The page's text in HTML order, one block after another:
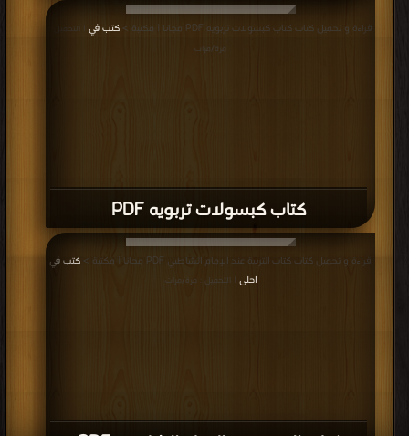
كتاب كبسولات تربويه PDF
قراءة و تحميل كتاب كتاب كبسولات تربويه PDF مجانا | مكتبة > كتب في
| التحميل :
مرة/مرات
قراءة و تحميل كتاب كتاب التربية عند الإمام الشاطبي PDF مجانا | مكتبة >
كتب في
احلى
| التحميل : مرة/مرات